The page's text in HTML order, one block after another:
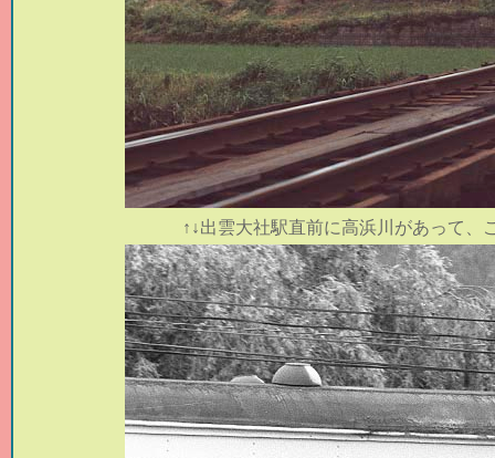
↑↓出雲大社駅直前に高浜川があって、